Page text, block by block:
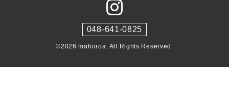
048-641-0825
©2026mahoroa. All Rights Reserved.